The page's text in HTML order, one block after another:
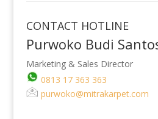
CONTACT HOTLINE
Purwoko Budi
Marketing & Sales Director
0813 17 363 363
purwoko@mitrakarpet.com